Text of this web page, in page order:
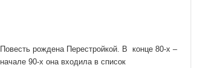
Повесть рождена Перестройкой. В конце 80-х –
начале 90-х она входила в список